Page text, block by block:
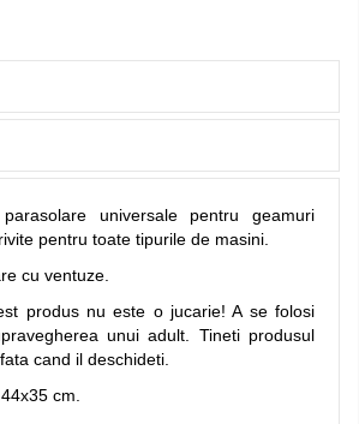
universale pentru geamuri
pentru toate tipurile de masini.
cu ventuze.
produs nu este o jucarie! A se folosi
unui adult. Tineti produsul
cand il deschideti.
cm.